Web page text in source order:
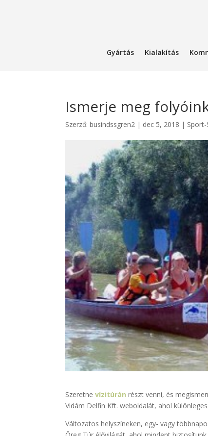
Gyártás Kialakítás
Ismerje meg
Szerző:busindssgren2 | dec 5, 2018 |
Szeretnevízitúrán részt venni, és
Vidám Delfin Kft. weboldalát, ahol
Változatos helyszíneken, egy- vagy